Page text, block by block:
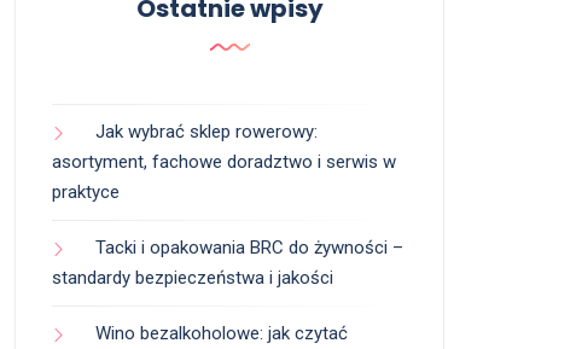
Ostatnie wpisy
Jak wybrać sklep rowerowy:
asortyment, fachowe doradztwo i serwis w
praktyce
Tacki i opakowania BRC do żywności –
standardy bezpieczeństwa i jakości
Wino bezalkoholowe: jak czytać